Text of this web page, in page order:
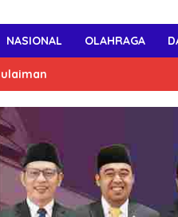
NASIONAL OLAHRAGA